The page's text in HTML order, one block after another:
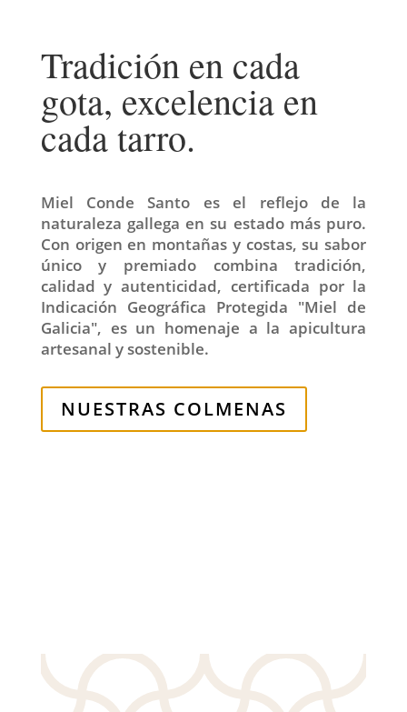
Tradición en cada
gota, excelencia en
cada tarro.
Miel Conde Santo es el reflejo de la
naturaleza gallega en su estado más puro.
Con origen en montañas y costas, su sabor
único y premiado combina tradición,
calidad y autenticidad, certificada por la
Indicación Geográfica Protegida "Miel de
Galicia", es un homenaje a la apicultura
artesanal y sostenible.
NUESTRAS COLMENAS